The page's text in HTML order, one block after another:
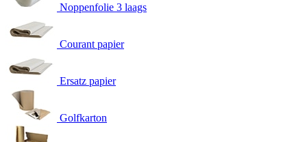
Noppenfolie 3 laags
Courant papier
Ersatz papier
Golfkarton